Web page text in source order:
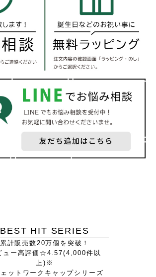
BEST HIT SERIES
累計販売数20万個を突破！
ュー高評価☆4.57(4,000件以
上)※
ェットワークキャップシリーズ